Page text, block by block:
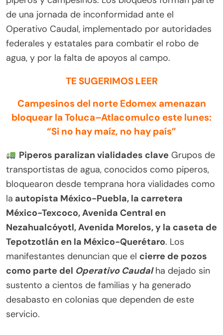
de una jornada de inconformidad ante el
Operativo Caudal, implementado por autoridades
federales y estatales para combatir el robo de
agua, y por la falta de apoyos al campo.
TE SUGERIMOS LEER
Campesinos del norte Edomex amenazan
bloquear la Toluca–Atlacomulco este lunes:
“Si no hay maíz, no hay país”
Piperos paralizan vialidades clave Grupos de
transportistas de agua, conocidos como piperos,
bloquearon desde temprana hora vialidades como
la autopista México-Puebla, la carretera
México-Texcoco, Avenida Central en
Nezahualcóyotl, Avenida Morelos, y la caseta de
Tepotzotlán en la México-Querétaro. Los
manifestantes denuncian que el cierre de pozos
como parte del Operativo Caudalha dejado sin
sustento a cientos de familias y ha generado
desabasto en colonias que dependen de este
servicio.